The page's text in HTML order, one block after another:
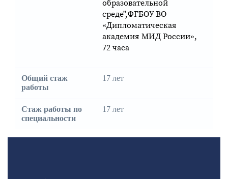
образовательной
среде",ФГБОУ ВО
«Дипломатическая
академия МИД России»,
72 часа
Общий стаж
работы
17 лет
Стаж работы по
специальности
17 лет